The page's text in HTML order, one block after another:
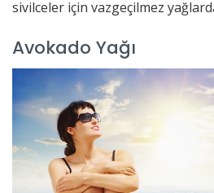
sivilceler için vazgeçilmez
Avokado Yağı